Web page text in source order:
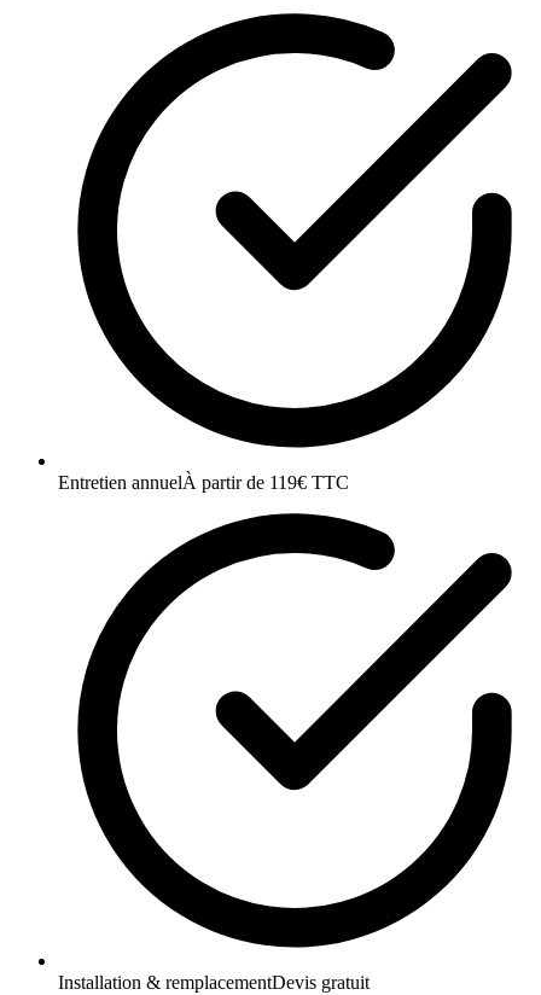
Entretien annuelÀ partir de 119€ TTC
Installation & remplacementDevis gratuit